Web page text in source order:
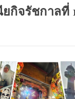
กิจรัชกาลที่